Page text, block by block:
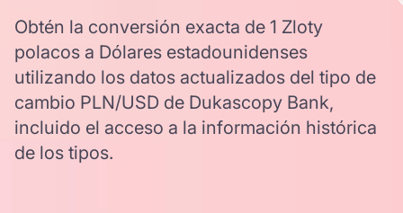
Obtén la conversión exacta de 1 Zloty
polacos a Dólares estadounidenses
utilizando los datos actualizados del tipo de
cambio PLN/USD de Dukascopy Bank,
incluido el acceso a la información histórica
de los tipos.